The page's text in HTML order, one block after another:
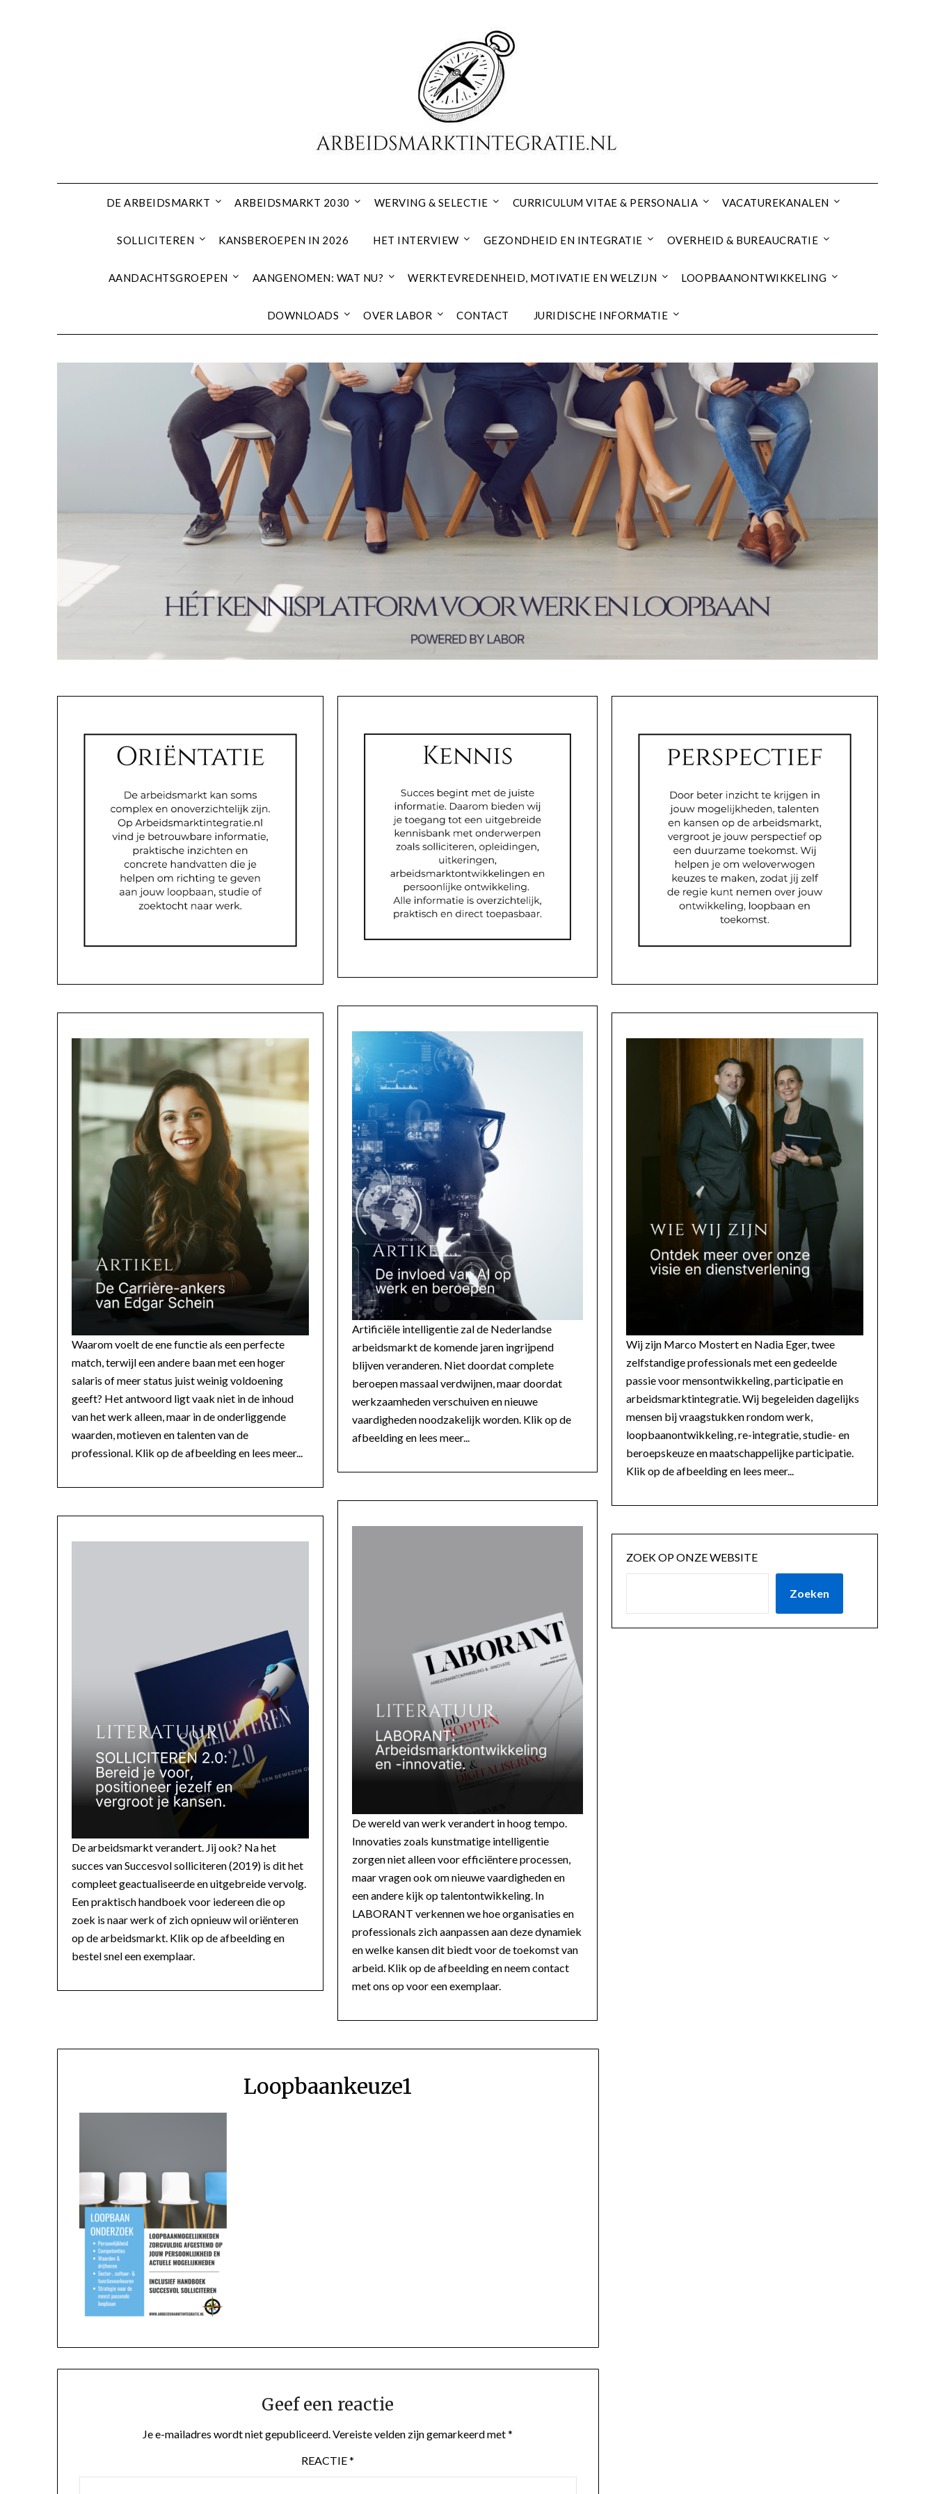
DE ARBEIDSMARKT ARBEIDSMARKT 2030 WERVING & SELECTIE CURRICULUM VITAE & PERSONALIA VACATUREKANALEN
SOLLICITEREN KANSBEROEPEN IN 2026 HET INTERVIEW GEZONDHEID EN INTEGRATIE OVERHEID & BUREAUCRATIE
AANDACHTSGROEPEN AANGENOMEN: WAT NU? WERKTEVREDENHEID, MOTIVATIE EN WELZIJN LOOPBAANONTWIKKELING
DOWNLOADS OVER LABOR CONTACT JURIDISCHE INFORMATIE
Waarom voelt de ene functie als een perfecte
match, terwijl een andere baan met een hoger
salaris of meer status juist weinig voldoening
geeft? Het antwoord ligt vaak niet in de inhoud
van het werk alleen, maar in de onderliggende
waarden, motieven en talenten van de
professional. Klik op de afbeelding en lees meer...
De arbeidsmarkt verandert. Jij ook? Na het
succes van Succesvol solliciteren (2019) is dit het
compleet geactualiseerde en uitgebreide vervolg.
Een praktisch handboek voor iedereen die op
zoek is naar werk of zich opnieuw wil oriënteren
op de arbeidsmarkt. Klik op de afbeelding en
bestel snel een exemplaar.
Artificiële intelligentie zal de Nederlandse
arbeidsmarkt de komende jaren ingrijpend
blijven veranderen. Niet doordat complete
beroepen massaal verdwijnen, maar doordat
werkzaamheden verschuiven en nieuwe
vaardigheden noodzakelijk worden. Klik op de
afbeelding en lees meer...
De wereld van werk verandert in hoog tempo.
Innovaties zoals kunstmatige intelligentie
zorgen niet alleen voor efficiëntere processen,
maar vragen ook om nieuwe vaardigheden en
een andere kijk op talentontwikkeling. In
LABORANT verkennen we hoe organisaties en
professionals zich aanpassen aan deze dynamiek
en welke kansen dit biedt voor de toekomst van
arbeid. Klik op de afbeelding en neem contact
met ons op voor een exemplaar.
Wij zijn Marco Mostert en Nadia Eger, twee
zelfstandige professionals met een gedeelde
passie voor mensontwikkeling, participatie en
arbeidsmarktintegratie. Wij begeleiden dagelijks
mensen bij vraagstukken rondom werk,
loopbaanontwikkeling, re-integratie, studie- en
beroepskeuze en maatschappelijke participatie.
Klik op de afbeelding en lees meer...
ZOEK OP ONZE WEBSITE
Zoeken
Loopbaankeuze1
Geef een reactie
Je e-mailadres wordt niet gepubliceerd.Vereiste velden zijn gemarkeerd met*
REACTIE*